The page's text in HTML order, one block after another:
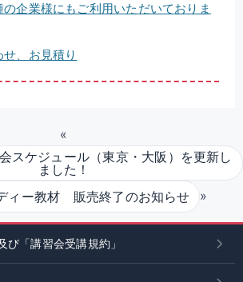
企業様にもご利用いただいておりま
、お見積り
«
スケジュール（東京・大阪）を更新し
ました！
ィー教材 販売終了のお知らせ
»
び「講習会受講規約」